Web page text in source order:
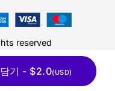
기 - $2.0(USD)
reserved